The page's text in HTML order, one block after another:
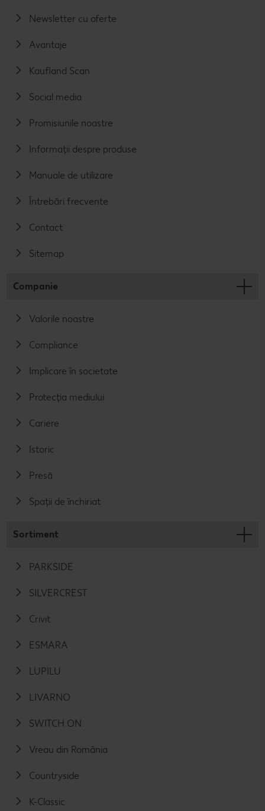
Newsletter cu oferte
Avantaje
Kaufland Scan
Social media
Promisiunile noastre
Informații despre produse
Manuale de utilizare
Întrebări frecvente
Contact
Sitemap
Companie
Valorile noastre
Compliance
Implicare în societate
Protecția mediului
Cariere
Istoric
Presă
Spații de închiriat
Sortiment
PARKSIDE
SILVERCREST
Crivit
ESMARA
LUPILU
LIVARNO
SWITCH ON
Vreau din România
Countryside
K-Classic